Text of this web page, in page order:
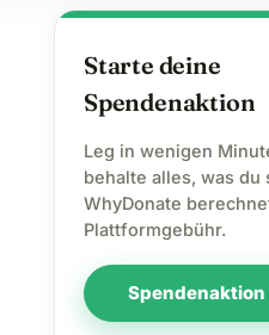
Starte deine
Spendenaktion
Leg in wenigen
behalte alles, was du
WhyDonate
Plattformgebühr.